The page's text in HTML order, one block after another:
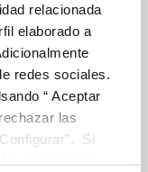
relacionada
elaborado a
redes sociales.
“ Aceptar
las
Si